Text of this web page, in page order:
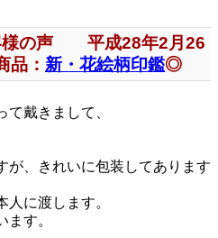
の声 平成28年2月26
： 新・花絵柄印鑑◎
戴きまして、
が、きれいに包装してあります
人に渡します。
す。